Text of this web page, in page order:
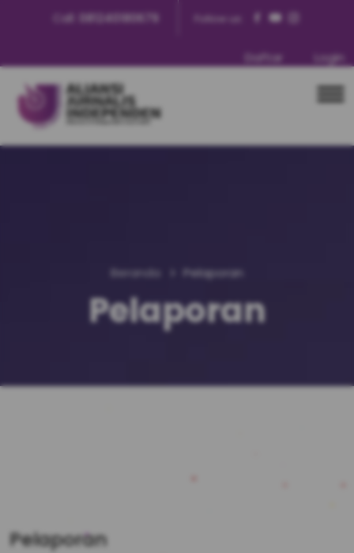
Call: 081240180679 Follow us:
Daftar Login
Beranda Pelaporan
Pelaporan
Pelaporan